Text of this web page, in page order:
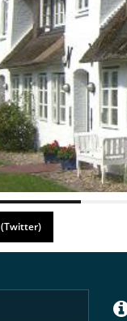
(Twitter)